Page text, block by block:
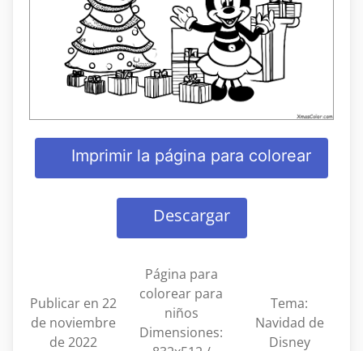
Imprimir la página para colorear
Descargar
Publicar en 22
de noviembre
de 2022
Página para
colorear para
niños
Dimensiones:
Tema:
Navidad de
Disney